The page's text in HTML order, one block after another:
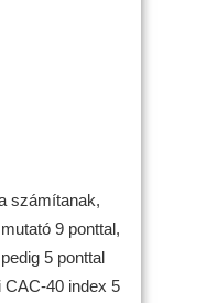
számítanak,
9 ponttal,
5 ponttal
40 index 5